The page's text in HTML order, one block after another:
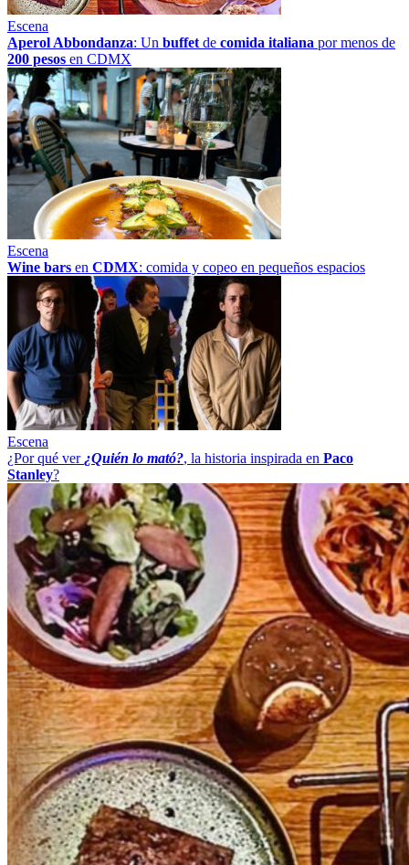
Escena
Aperol Abbondanza: Un buffet de comida italiana por menos de
200 pesos en CDMX
Escena
Wine bars en CDMX: comida y copeo en pequeños espacios
Escena
¿Por qué ver ¿Quién lo mató?, la historia inspirada en Paco
Stanley?